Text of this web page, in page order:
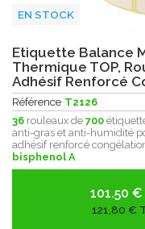
EN STOCK
Etiquette Balance
Thermique TOP,
Adhésif Renforcé
Référence T2126
36 rouleaux de 700
anti-gras et anti-humidité
adhésif renforcé
bisphenol A
101.50 €
121,80 €